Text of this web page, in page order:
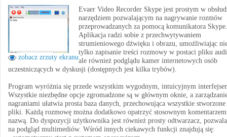
zobacz zrzuty ekranu
Evaer Video Recorder Skype jest prostym w
narzędziem pozwalającym na nagrywanie rozmów
przeprowadzanych za pomocą komunikatora Skype.
Aplikacja radzi sobie z przechwytywaniem
strumieniowego dźwięku i obrazu, umożliwiając
tylko zapisanie treści rozmowy w postaci pliku
ale również podglądu kamer internetowych osób
uczestniczących w dyskusji (dostępnych jest kilka trybów).
Program wyróżnia się przede wszystkim wygodnym, intuicyjnym
Wszystkie niezbędne opcje zgromadzone są w głównym oknie, a
nagraniami ułatwia prosta baza danych, przechowująca wszystkie stworzone
pliki. Każdą rozmowę można dodatkowo opatrzyć stosownym
nazwą. Do dyspozycji użytkownika jest również prosty odtwarzacz,
na podgląd multimediów. Wśród innych ciekawych funkcji znajdują się: